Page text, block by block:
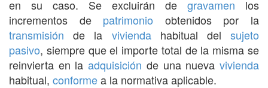
en su caso. Se excluirán de gravamen los
incrementos de patrimonio obtenidos por la
transmisión de la viviendahabitual del sujeto
pasivo, siempre que el importe total de la misma se
reinvierta en laadquisición de una nuevavivienda
habitual, conformea la normativa aplicable.